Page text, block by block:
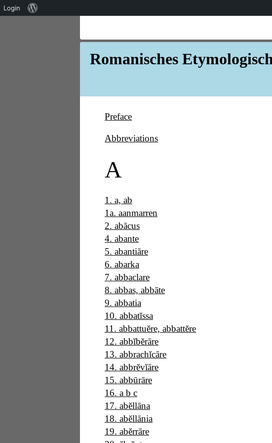
Romanisches
Preface
Abbreviations
A
1 . a, ab
1a. aanmarren
2. abācus
4. abante
5. abantiāre
6. abarka
7. abbaclare
8. abbas, abbāte
9. abbatia
10. abbatĭssa
11 . abbattuĕre, abbattĕre
12. abbĭbĕrāre
13. abbrachĭcāre
14. abbrĕvĭāre
15. abbūrāre
16. a b c
17. abĕllāna
18. abĕllānia
19. abĕrrāre
Login